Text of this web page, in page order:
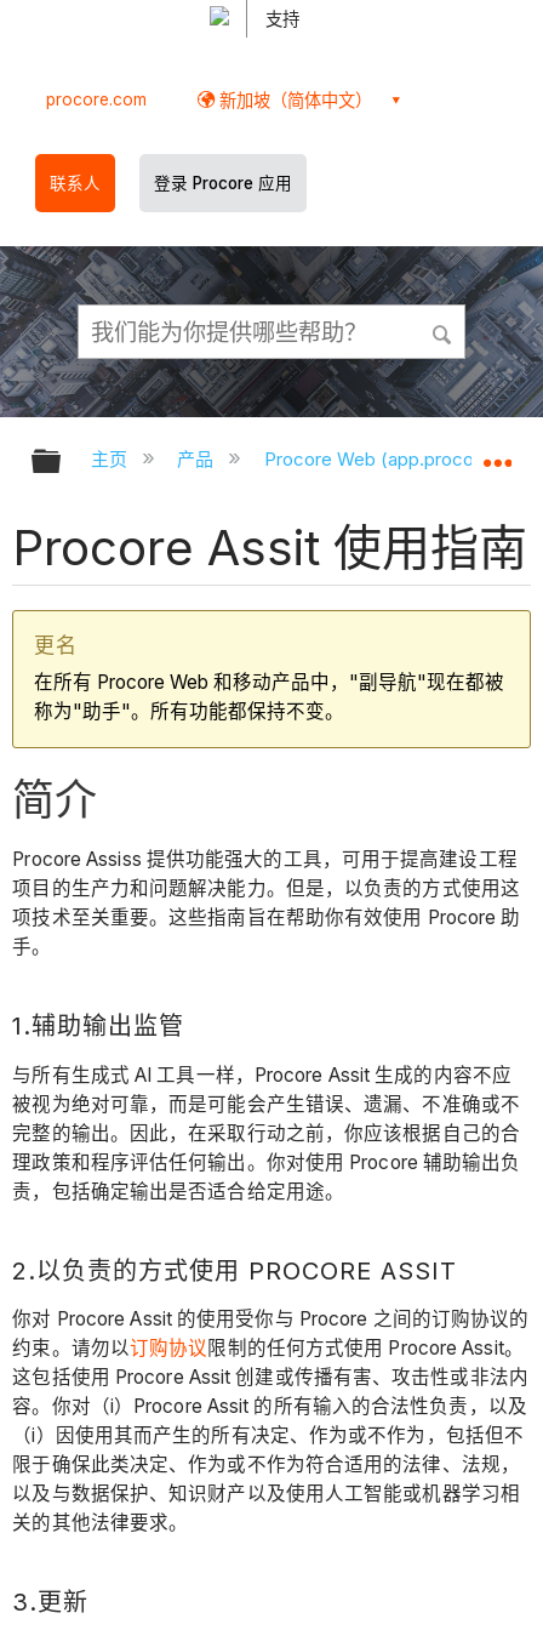
支持
procore.com 新加坡（简体中文）
联系人 登录 Procore 应用
扩展/隐缩全局层次
主页 产品 Procore Web
Procore Assit 使用指南
更名
在所有 Procore Web 和移动产品中，"副导航"现在都被
称为"助手"。所有功能都保持不变。
简介
Procore Assiss 提供功能强大的工具，可用于提高建设工程
项目的生产力和问题解决能力。但是，以负责的方式使用这
项技术至关重要。这些指南旨在帮助你有效使用 Procore 助
手。
1.辅助输出监管
与所有生成式 AI 工具一样，Procore Assit 生成的内容不应
被视为绝对可靠，而是可能会产生错误、遗漏、不准确或不
完整的输出。因此，在采取行动之前，你应该根据自己的合
理政策和程序评估任何输出。你对使用 Procore 辅助输出负
责，包括确定输出是否适合给定用途。
2.以负责的方式使用 PROCORE ASSIT
你对 Procore Assit 的使用受你与 Procore 之间的订购协议的
约束。请勿以订购协议 限制的任何方式使用 Procore Assit。
这包括使用 Procore Assit 创建或传播有害、攻击性或非法内
容。你对（i）Procore Assit 的所有输入的合法性负责，以及
（i）因使用其而产生的所有决定、作为或不作为，包括但不
限于确保此类决定、作为或不作为符合适用的法律、法规，
以及与数据保护、知识财产以及使用人工智能或机器学习相
关的其他法律要求。
3.更新